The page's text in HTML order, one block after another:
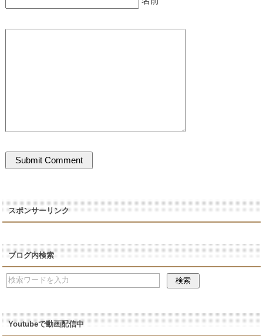
スポンサーリンク
ブログ内検索
Youtubeで動画配信中